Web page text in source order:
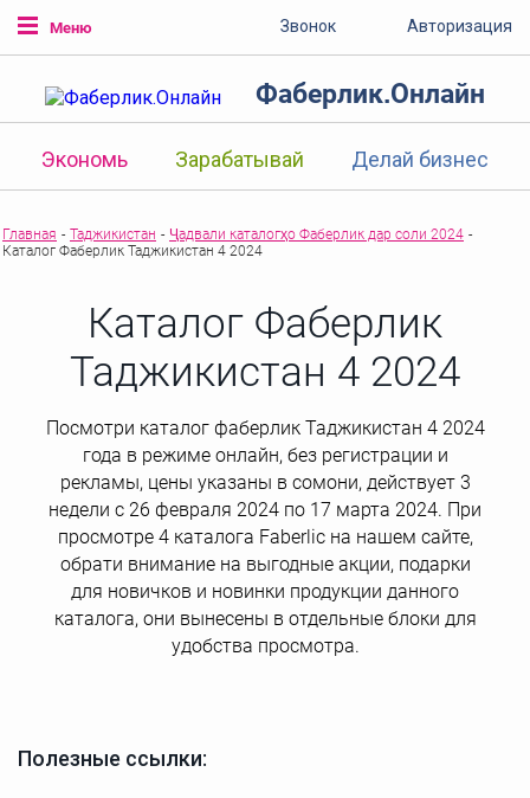
Меню Звонок Авторизация
Фаберлик.Онлайн
Экономь Зарабатывай Делай бизнес
Главная - Таджикистан - Ҷадвали каталогҳо Фаберлик дар соли 2024 -
Каталог Фаберлик Таджикистан 4 2024
Каталог Фаберлик
Таджикистан 4 2024
Посмотри каталог фаберлик Таджикистан 4 2024
года в режиме онлайн, без регистрации и
рекламы, цены указаны в сомони, действует 3
недели с 26 февраля 2024 по 17 марта 2024. При
просмотре 4 каталога Faberlic на нашем сайте,
обрати внимание на выгодные акции, подарки
для новичков и новинки продукции данного
каталога, они вынесены в отдельные блоки для
удобства просмотра.
Полезные ссылки: